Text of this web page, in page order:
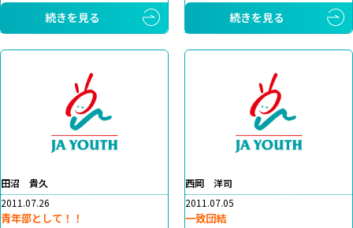
続きを見る
続きを見る
田沼 貴久
2011.07.26
青年部として！！
西岡 洋司
2011.07.05
一致団結